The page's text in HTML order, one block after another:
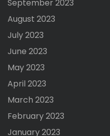
September 2023
August 2023
July 2023
June 2023
May 2023
April 2023
March 2023
February 2023
January 2023